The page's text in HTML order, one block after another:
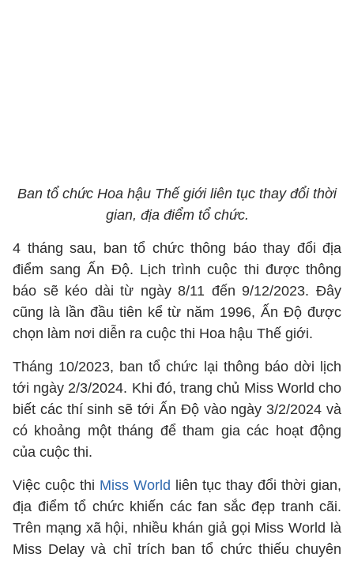
Ban tổ chức Hoa hậu Thế giới liên tục thay đổi thời
gian, địa điểm tổ chức.
4 tháng sau, ban tổ chức thông báo thay đổi địa
điểm sang Ấn Độ. Lịch trình cuộc thi được thông
báo sẽ kéo dài từ ngày 8/11 đến 9/12/2023. Đây
cũng là lần đầu tiên kể từ năm 1996, Ấn Độ được
chọn làm nơi diễn ra cuộc thi Hoa hậu Thế giới.
Tháng 10/2023, ban tổ chức lại thông báo dời lịch
tới ngày 2/3/2024. Khi đó, trang chủ Miss World cho
biết các thí sinh sẽ tới Ấn Độ vào ngày 3/2/2024 và
có khoảng một tháng để tham gia các hoạt động
của cuộc thi.
Việc cuộc thi Miss World liên tục thay đổi thời gian,
địa điểm tổ chức khiến các fan sắc đẹp tranh cãi.
Trên mạng xã hội, nhiều khán giả gọi Miss World là
Miss Delay và chỉ trích ban tổ chức thiếu chuyên